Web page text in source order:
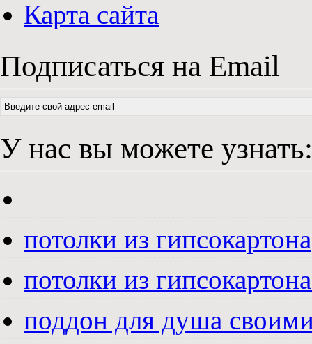
Карта сайта
Подписаться на Email
У нас вы можете узнать:
потолки из гипсокартона
потолки из
поддон для душа